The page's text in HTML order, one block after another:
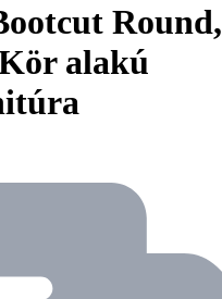
Round,
alakú